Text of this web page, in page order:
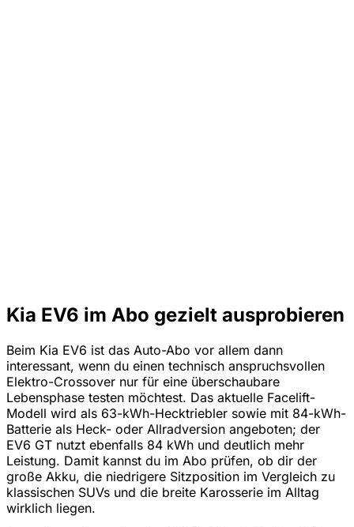
Kia EV6 im Abo gezielt ausprobieren
Beim Kia EV6 ist das Auto-Abo vor allem dann
interessant, wenn du einen technisch anspruchsvollen
Elektro-Crossover nur für eine überschaubare
Lebensphase testen möchtest. Das aktuelle Facelift-
Modell wird als 63-kWh-Hecktriebler sowie mit 84-kWh-
Batterie als Heck- oder Allradversion angeboten; der
EV6 GT nutzt ebenfalls 84 kWh und deutlich mehr
Leistung. Damit kannst du im Abo prüfen, ob dir der
große Akku, die niedrigere Sitzposition im Vergleich zu
klassischen SUVs und die breite Karosserie im Alltag
wirklich liegen.